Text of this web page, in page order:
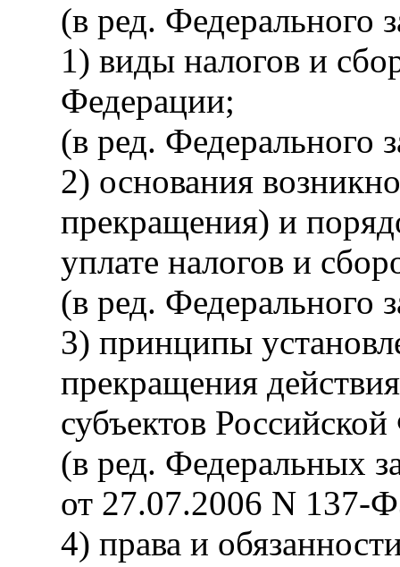
(в ред. Федерального
1) виды налогов и
Федерации;
(в ред. Федерального
2) основания
прекращения) и
уплате налогов и
(в ред. Федерального
3) принципы
прекращения
субъектов
(в ред. Федеральных
от 27.07.2006 N 137-
4) права и